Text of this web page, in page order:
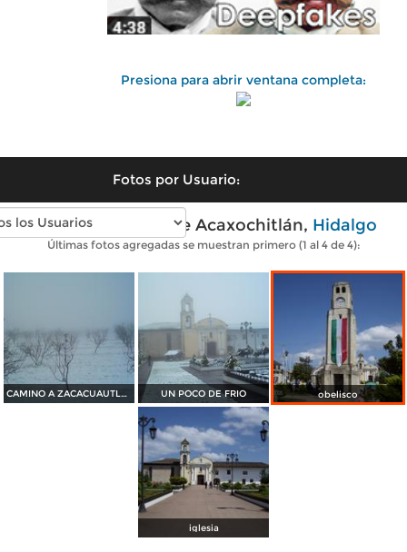
Presiona para abrir ventana completa:
Fotos por Usuario:
Fotos modernas de Acaxochitlán, Hidalgo
Últimas fotos agregadas se muestran primero (1 al 4 de 4):
CAMINO A ZACACUAUTLA MPIO ACAXOCHITLAN UN POCO DE FRIO obelisco
iglesia